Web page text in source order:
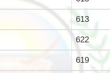
613
622
619